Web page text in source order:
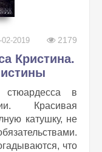
02-2019 2179
Кристина.
в
Красивая
катушку, не
что